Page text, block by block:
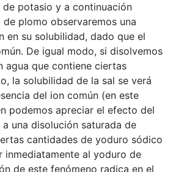
potasio y a continuación
plomo observaremos una
en su solubilidad, dado que el
De igual modo, si disolvemos
agua que contiene ciertas
la solubilidad de la sal se verá
del ion común (en este
podemos apreciar el efecto del
una disolución saturada de
cantidades de yoduro sódico
inmediatamente al yoduro de
de este fenómeno radica en el